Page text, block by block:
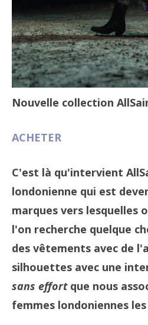
Nouvelle collection
ACHETER
C'est là qu'intervient
londonienne qui est
marques vers lesquelles
l'on recherche quelque
des vêtements avec de
silhouettes avec une
sans effortque nous
femmes londoniennes